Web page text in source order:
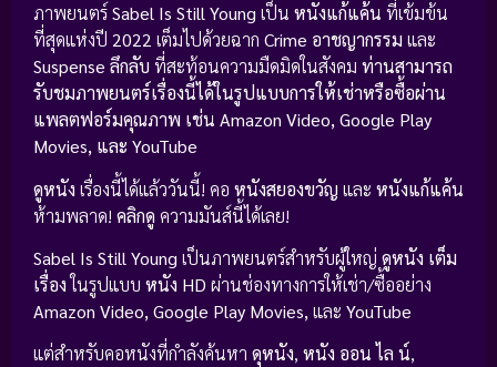
ภาพยนตร์Sabel Is Still Young เป็น หนังแก้แค้น ที่เข้มข้น
ที่สุดแห่งปี 2022 เต็มไปด้วยฉาก Crime อาชญากรรม และ
Suspense ลึกลับ ที่สะท้อนความมืดมิดในสังคม ท่านสามารถ
รับชมภาพยนตร์เรื่องนี้ได้ในรูปแบบการให้เช่าหรือซื้อผ่าน
แพลตฟอร์มคุณภาพ เช่น Amazon Video, Google Play
Movies, และ YouTube
ดูหนัง เรื่องนี้ได้แล้ววันนี้! คอ หนังสยองขวัญ และ หนังแก้แค้น
ห้ามพลาด! คลิกดู ความมันส์นี้ได้เลย!
Sabel Is Still Young เป็นภาพยนตร์สำหรับผู้ใหญ่ ดูหนัง เต็ม
เรื่องในรูปแบบ หนัง HD ผ่านช่องทางการให้เช่า/ซื้ออย่าง
Amazon Video, Google Play Movies, และ YouTube
แต่สำหรับคอหนังที่กำลังค้นหา ดุหนัง, หนัง ออน ไล น์,